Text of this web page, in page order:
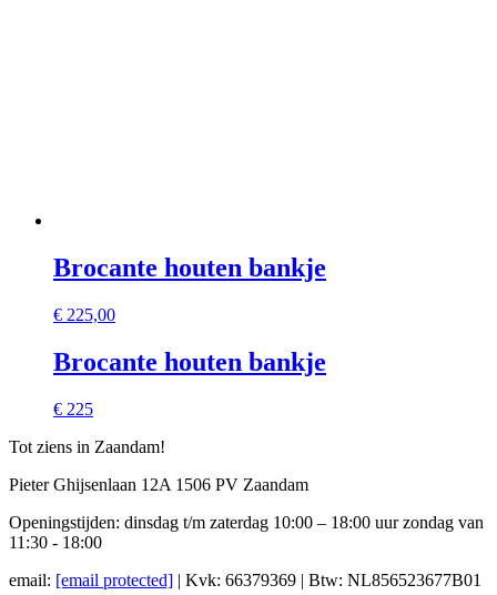
Brocante houten bankje
€ 225,00
Brocante houten bankje
€ 225
Tot ziens in Zaandam!
Pieter Ghijsenlaan 12A 1506 PV Zaandam
Openingstijden: dinsdag t/m zaterdag 10:00 – 18:00 uur zondag van
11:30 - 18:00
email: [email protected] | Kvk: 66379369 | Btw: NL856523677B01